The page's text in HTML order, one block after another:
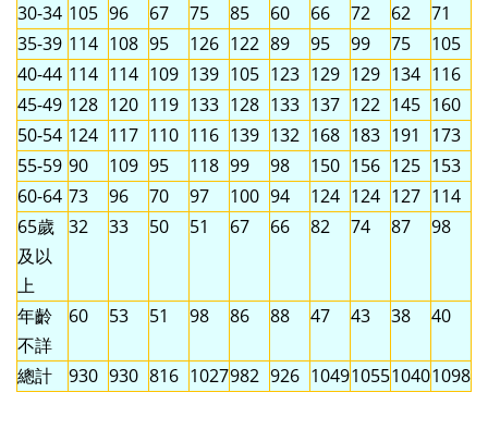
30-34 105 96 67 75 85 60 66 72 62
71
35-39 114 108 95 126 122 89 95 99 75
105
40-44 114 114 109 139 105 123 129 129 134 116
45-49 128 120 119 133 128 133 137 122 145 160
50-54 124 117 110 116 139 132 168 183 191
173
55-59 90 109 95 118 99 98 150 156 125 153
60-64 73 96 70 97 100 94 124 124 127 114
65歲
及以
上
32 33 50 51 67 66 82 74 87 98
年齡
不詳
60 53 51 98 86 88 47 43 38 40
總計 930 930 816 1027982 926 1049105510401098